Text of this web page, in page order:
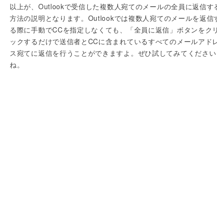
以上が、Outlookで受信した複数人宛てのメールの全員に返信す
方法の説明となります。Outlookでは複数人宛てのメールを返信
る際に手動でCCを指定しなくても、「全員に返信」ボタンをク
ックするだけで送信者とCCに含まれているすべてのメールアド
ス宛てに返信を行うことができますよ。ぜひ試してみてください
ね。